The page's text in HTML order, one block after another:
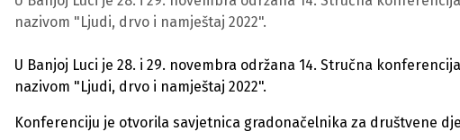
nazivom "Ljudi, drvo i namještaj 2022".
U Banjoj Luci je 28. i 29. novembra održana 14. Stručna
nazivom "Ljudi, drvo i namještaj 2022".
Konferenciju je otvorila savjetnica gradonačelnika za društvene